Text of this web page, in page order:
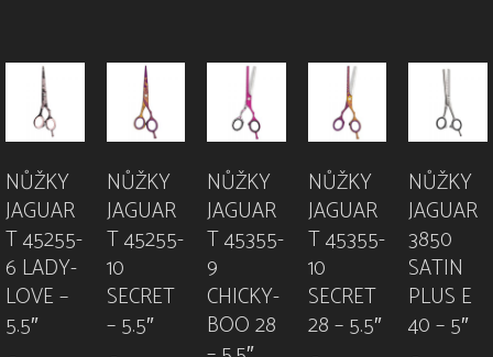
NŮŽKY
JAGUAR
T 45255-
6 LADY-
LOVE –
5.5″
NŮŽKY
JAGUAR
T 45255-
10
SECRET
– 5.5″
NŮŽKY
JAGUAR
T 45355-
9
CHICKY-
BOO 28
NŮŽKY
JAGUAR
T 45355-
10
SECRET
28 – 5.5″
NŮŽKY
JAGUAR
3850
SATIN
PLUS E
40 – 5″